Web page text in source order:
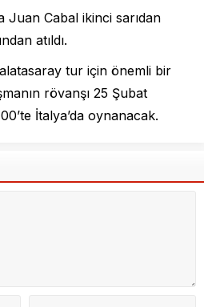
Juan Cabal ikinci sarıdan
atıldı.
tur için önemli bir
rövanşı 25 Şubat
İtalya’da oynanacak.